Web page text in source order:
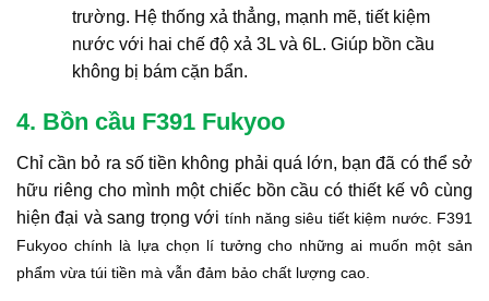
trường. Hệ thống xả thẳng, mạnh mẽ, tiết kiệm
nước với hai chế độ xả 3L và 6L. Giúp bồn cầu
không bị bám cặn bẩn.
4. Bồn cầu F391 Fukyoo
Chỉ cần bỏ ra số tiền không phải quá lớn, bạn đã có thể sở
hữu riêng cho mình một chiếc bồn cầu có thiết kế vô cùng
hiện đại và sang trọng với tính năng siêu tiết kiệm nước. F391
Fukyoo chính là lựa chọn lí tưởng cho những ai muốn một sản
phẩm vừa túi tiền mà vẫn đảm bảo chất lượng cao.